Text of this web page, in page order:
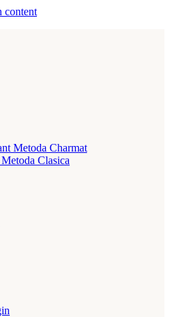
content
Metoda Charmat
Clasica